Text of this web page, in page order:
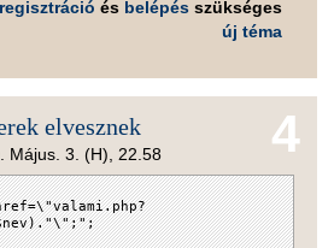
regisztráció és belépés szükséges
új téma
4
elvesznek
Május. 3. (H), 22.58